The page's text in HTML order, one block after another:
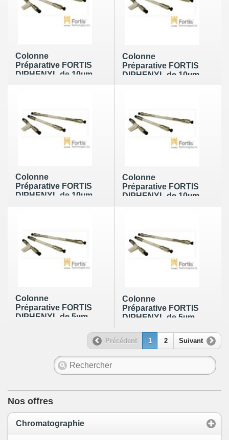
Colonne
Préparative FORTIS
DIPHENYL de 10µm
Colonne
Préparative FORTIS
DIPHENYL de 10µm
Colonne
Préparative FORTIS
DIPHENYL de 10µm
Colonne
Préparative FORTIS
DIPHENYL de 10µm
Colonne
Préparative FORTIS
DIPHENYL de 5µm
Colonne
Préparative FORTIS
DIPHENYL de 5µm
Précédent 1 2 Suivant
Nos offres
Chromatographie